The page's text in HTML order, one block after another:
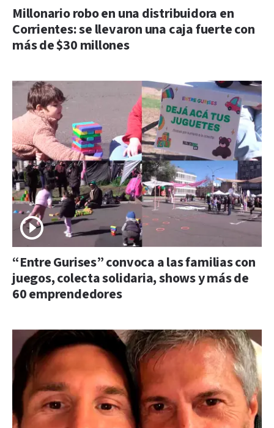
Millonario robo en una distribuidora en
Corrientes: se llevaron una caja fuerte con
más de $30 millones
“Entre Gurises” convoca a las familias con
juegos, colecta solidaria, shows y más de
60 emprendedores